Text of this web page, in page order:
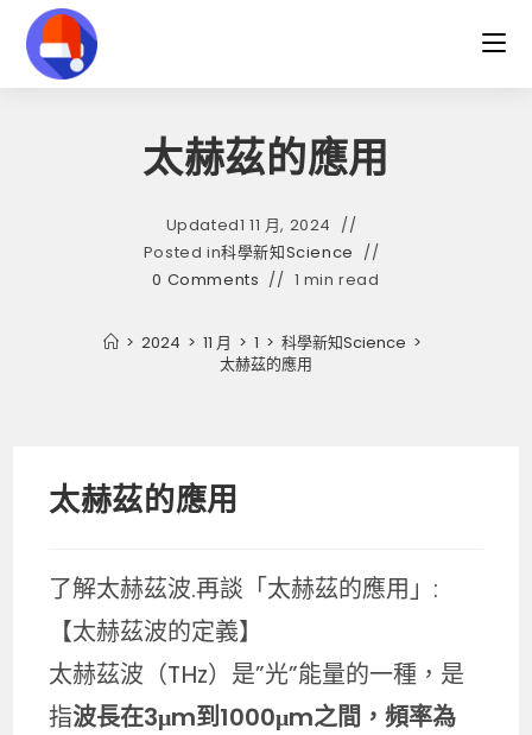
content
太赫茲的應用
Updated1 11 月, 2024
Posted in科學新知Science
0 Comments
1 min read
> 2024 > 11 月 > 1 > 科學新知Science >
太赫茲的應用
太赫茲的應用
了解太赫茲波.再談「太赫茲的應用」:
【太赫茲波的定義】
太赫茲波（THz）是”光”能量的一種，是
指波長在3μm到1000μm之間，頻率為